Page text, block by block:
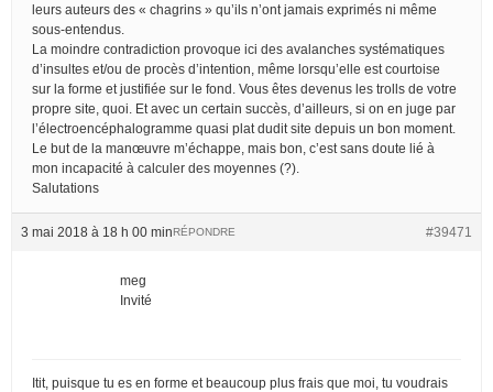
leurs auteurs des « chagrins » qu’ils n’ont jamais exprimés ni même
sous-entendus.
La moindre contradiction provoque ici des avalanches systématiques
d’insultes et/ou de procès d’intention, même lorsqu’elle est courtoise
sur la forme et justifiée sur le fond. Vous êtes devenus les trolls de votre
propre site, quoi. Et avec un certain succès, d’ailleurs, si on en juge par
l’électroencéphalogramme quasi plat dudit site depuis un bon moment.
Le but de la manœuvre m’échappe, mais bon, c’est sans doute lié à
mon incapacité à calculer des moyennes (?).
Salutations
3 mai 2018 à 18 h 00 min #39471
RÉPONDRE
meg
Invité
Itit, puisque tu es en forme et beaucoup plus frais que moi, tu voudrais